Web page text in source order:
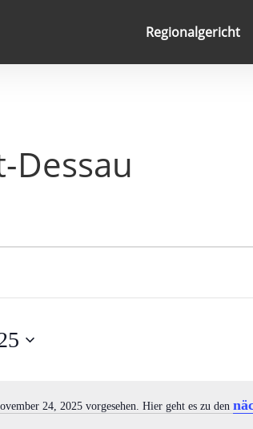
Regionalgericht
Dessau
Hinweis
24, 2025 vorgesehen. Hier geht es zu den